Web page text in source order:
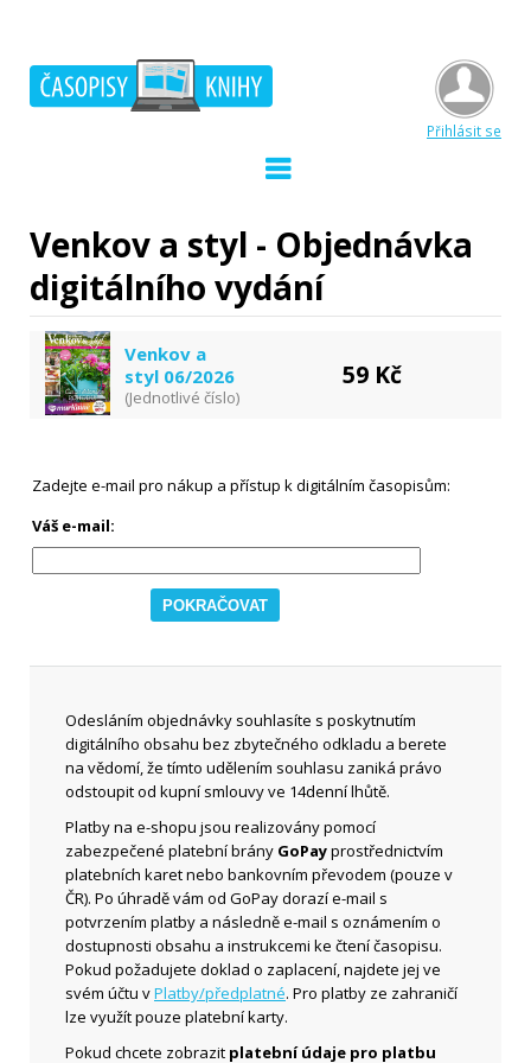
Přihlásit se
Venkov a styl - Objednávka
digitálního vydání
Venkov a
styl 06/2026
(Jednotlivé číslo)
59 Kč
Zadejte e-mail pro nákup a přístup k digitálním časopisům:
Váš e-mail:
Odesláním objednávky souhlasíte s poskytnutím
digitálního obsahu bez zbytečného odkladu a berete
na vědomí, že tímto udělením souhlasu zaniká právo
odstoupit od kupní smlouvy ve 14denní lhůtě.
Platby na e-shopu jsou realizovány pomocí
zabezpečené platební brány GoPayprostřednictvím
platebních karet nebo bankovním převodem (pouze v
ČR). Po úhradě vám od GoPay dorazí e-mail s
potvrzením platby a následně e-mail s oznámením o
dostupnosti obsahu a instrukcemi ke čtení časopisu.
Pokud požadujete doklad o zaplacení, najdete jej ve
svém účtu vPlatby/předplatné. Pro platby ze zahraničí
lze využít pouze platební karty.
Pokud chcete zobrazit platební údaje pro platbu